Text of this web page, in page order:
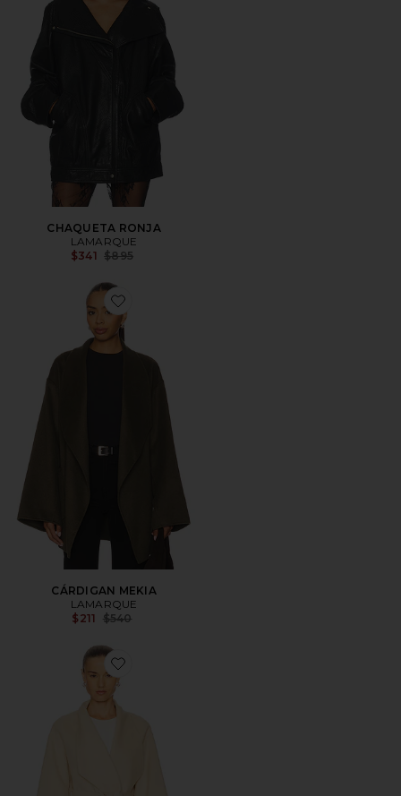
CHAQUETA RONJA
LAMARQUE
$341 Previous price:
$895
Favorite CÁRDIGAN MEKIA
CÁRDIGAN MEKIA
LAMARQUE
$211 Previous price:
$540
Favorite CÁRDIGAN MEKIA